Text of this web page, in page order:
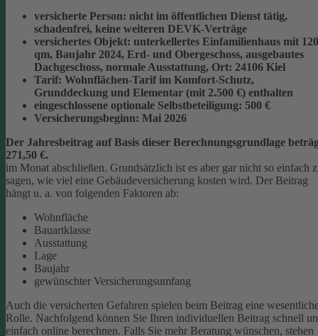
versicherte Person: nicht im öffentlichen Dienst tätig,
schadenfrei, keine weiteren DEVK-Verträge
versichertes Objekt: unterkellertes Einfamilienhaus mit 120
qm, Baujahr 2024, Erd- und Obergeschoss, ausgebautes
Dachgeschoss, normale Ausstattung, Ort: 24106 Kiel
Tarif: Wohnflächen-Tarif im Komfort-Schutz,
Grunddeckung und Elementar (mit 2.500 €) enthalten
eingeschlossene optionale Selbstbeteiligung: 500 €
Versicherungsbeginn: Mai 2026
Der Jahresbeitrag auf Basis dieser Berechnungsgrundlage
271,50 €.
im Monat abschließen. Grundsätzlich ist es aber gar nicht so einfach
sagen, wie viel eine Gebäudeversicherung kosten wird. Der Beitrag
hängt u. a. von folgenden Faktoren ab:
Wohnfläche
Bauartklasse
Ausstattung
Lage
Baujahr
gewünschter Versicherungsumfang
Auch die versicherten Gefahren spielen beim Beitrag eine
Rolle. Nachfolgend können Sie Ihren individuellen Beitrag schnell
einfach online berechnen. Falls Sie mehr Beratung wünschen, stehen